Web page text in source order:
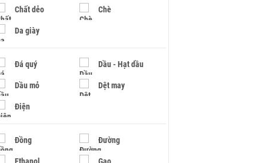
Chất dẻo Chè
Da giày
Đá quý Dầu - Hạt dầu
Dầu mỏ Dệt may
Điện
Đồng Đường